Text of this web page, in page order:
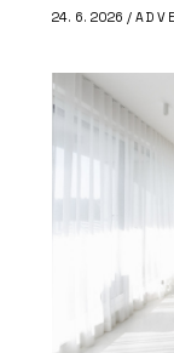
24. 6. 2026 /